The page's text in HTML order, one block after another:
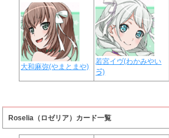
大和麻弥(やまとまや)
若宮イヴ(わかみやい
ゔ)
Roselia（ロゼリア）カード一覧